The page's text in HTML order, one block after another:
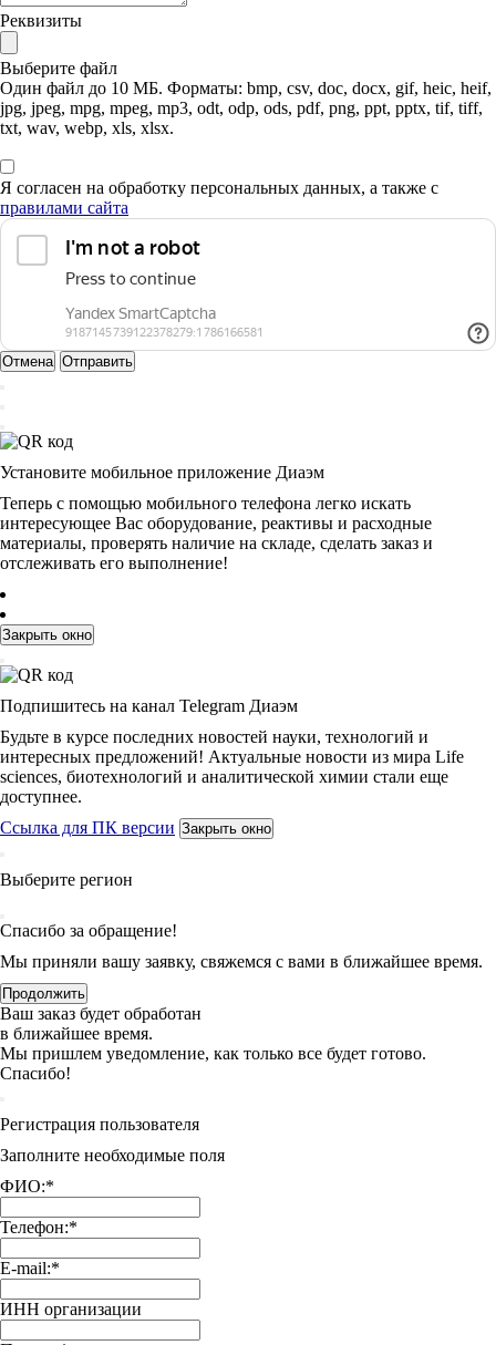
Реквизиты
Выберите файл
Один файл до 10 МБ. Форматы: bmp, csv, doc, docx, gif, heic, heif,
jpg, jpeg, mpg, mpeg, mp3, odt, odp, ods, pdf, png, ppt, pptx, tif, tiff,
txt, wav, webp, xls, xlsx.
Я согласен на обработку персональных данных, а также с
правилами сайта
Отмена Отправить
Установите мобильное приложение Диаэм
Теперь с помощью мобильного телефона легко искать
интересующее Вас оборудование, реактивы и расходные
материалы, проверять наличие на складе, сделать заказ и
отслеживать его выполнение!
Закрыть окно
Подпишитесь на канал Telegram Диаэм
Будьте в курсе последних новостей науки, технологий и
интересных предложений! Актуальные новости из мира Life
sciences, биотехнологий и аналитической химии стали еще
доступнее.
Ссылка для ПК версии Закрыть окно
Выберите регион
Спасибо за обращение!
Мы приняли вашу заявку, свяжемся с вами в ближайшее время.
Продолжить
Ваш заказ будет обработан
в ближайшее время.
Мы пришлем уведомление, как только все будет готово.
Спасибо!
Регистрация пользователя
Заполните необходимые поля
ФИО:*
Телефон:*
E-mail:*
ИНН организации